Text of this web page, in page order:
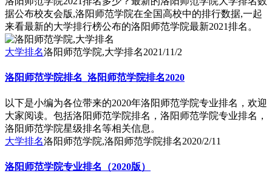
据公布校友会版,洛阳师范学院在全国高校中的排行数据,一起
来看最新的大学排行榜公布的洛阳师范学院最新2021排名。
大学排名洛阳师范学院,大学排名2021/11/2
洛阳师范学院排名_洛阳师范学院排名2020
以下是小编为各位带来的2020年洛阳师范学院专业排名，欢迎
大家阅读。包括洛阳师范学院排名，洛阳师范学院专业排名，
洛阳师范学院星级排名等相关信息。
大学排名洛阳师范学院,洛阳师范学院排名2020/2/11
洛阳师范学院专业排名（2020版）